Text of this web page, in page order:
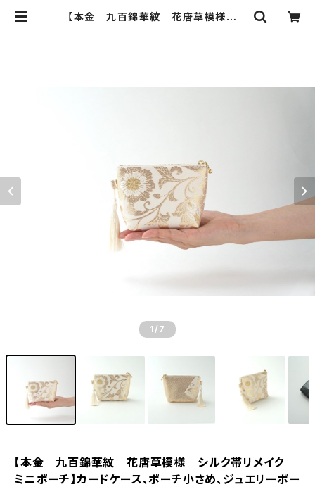
【本金 九百錦華紋 花唐草模様 シ
ク、ハンドバック
1 /7
【本金 九百錦華紋 花唐草模様 シルク帯リメイク
ミニポーチ】カードケース、ポーチ小さめ、ジュエリーポー